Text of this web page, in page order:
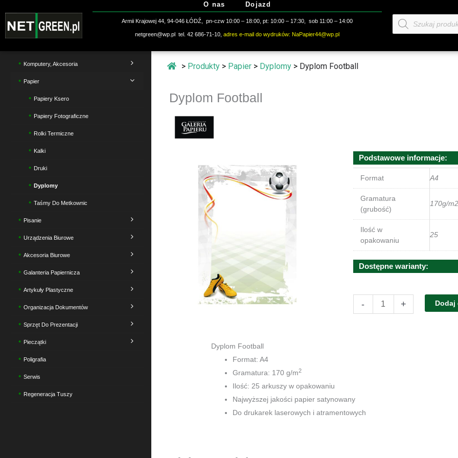
do
treści
O nas Dojazd
Armii Krajowej 44, 94-046 ŁÓDŹ, pn-czw 10:00 – 18:00, pt: 10:00 – 17:30, sob 11:00 – 14:00
netgreen@wp.pl tel. 42 686-71-10,adres e-mail do wydruków: NaPapier44@wp.pl
Wyszukiwarka
produktów
Komputery, Akcesoria
Papier
Papiery Ksero
Papiery Fotograficzne
Rolki Termiczne
Kalki
Druki
Dyplomy
Taśmy Do Metkownic
Pisanie
Urządzenia Biurowe
Akcesoria Biurowe
Galanteria Papiernicza
Artykuły Plastyczne
Organizacja Dokumentów
Sprzęt Do Prezentacji
Pieczątki
Poligrafia
Serwis
Regeneracja Tuszy
> Produkty > Papier > Dyplomy > Dyplom Football
Dyplom Football
Podstawowe informacje:
Format A4
Gramatura
(grubość)
170g/m2
Ilość w
opakowaniu
25
Dostępne warianty:
-
Dyplom
+ Dodaj
Dyplom Football
Format: A4
Gramatura: 170 g/m2
Ilość: 25 arkuszy w opakowaniu
Najwyższej jakości papier satynowany
Do drukarek laserowych i atramentowych